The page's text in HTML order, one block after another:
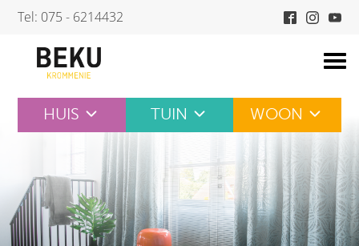
Skip
content
Tel: 075 - 6214432
HUIS TUIN WOON